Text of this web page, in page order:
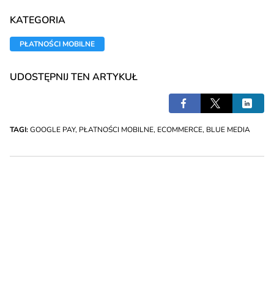
KATEGORIA
PŁATNOŚCI MOBILNE
UDOSTĘPNIJ TEN ARTYKUŁ
TAGI:GOOGLE PAY, PŁATNOŚCI MOBILNE, ECOMMERCE, BLUE MEDIA